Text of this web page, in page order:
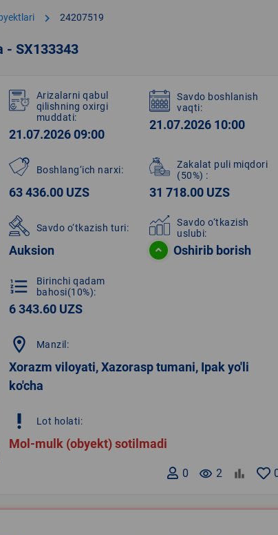
chevron_right 24207519
- SX133343
Arizalarni qabul
qilishning oxirgi
muddati:
21.07.2026 09:00
Savdo boshlanish
vaqti:
21.07.2026 10:00
Boshlang‘ich narxi:
63 436.00 UZS
Zakalat puli miqdori
(50%) :
31 718.00 UZS
Savdo o‘tkazish turi:
Auksion
Savdo o‘tkazish
uslubi:
Oshirib borish
format_list_numbered
Birinchi qadam
bahosi(10%):
6 343.60 UZS
location_on Manzil:
Xorazm viloyati, Xazorasp tumani, Ipak yo'li
ko'cha
priority_high Lot holati:
Mol-mulk (obyekt) sotilmadi
remove_red_eye 2
0